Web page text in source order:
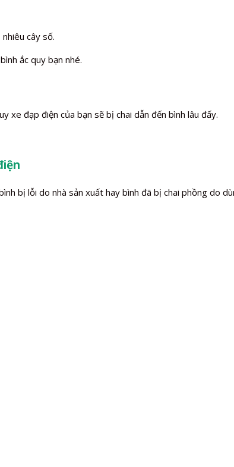
cây số.
ắc quy bạn nhé.
xe đạp điện của bạn sẽ bị chai dẫn đến bình lâu đấy.
bị lỗi do nhà sản xuất hay bình đã bị chai phồng do